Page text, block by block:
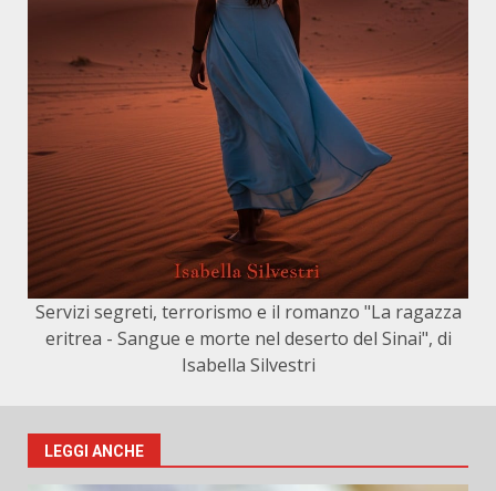
Servizi segreti, terrorismo e il romanzo "La ragazza
eritrea - Sangue e morte nel deserto del Sinai", di
Isabella Silvestri
LEGGI ANCHE